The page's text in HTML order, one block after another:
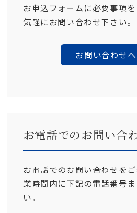
お申込フォームに必要事項
気軽にお問い合わせ下さい。
お問い合わせへ
お電話でのお問い合
お電話でのお問い合わせを
業時間内に下記の電話番号
い。